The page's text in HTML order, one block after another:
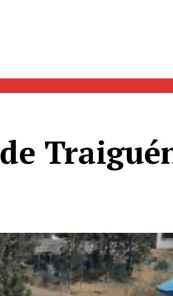
se esperan definiciones sobre recursos